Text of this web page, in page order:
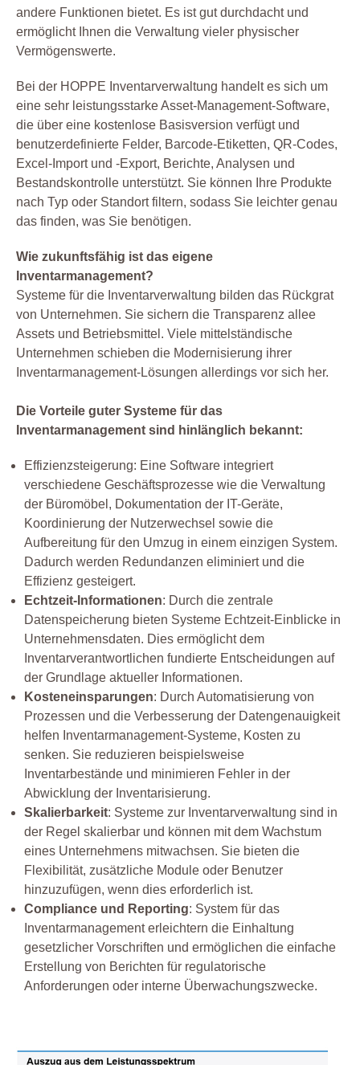
andere Funktionen bietet. Es ist gut durchdacht und
ermöglicht Ihnen die Verwaltung vieler physischer
Vermögenswerte.
Bei der HOPPE Inventarverwaltung handelt es sich um
eine sehr leistungsstarke Asset-Management-Software,
die über eine kostenlose Basisversion verfügt und
benutzerdefinierte Felder, Barcode-Etiketten, QR-Codes,
Excel-Import und -Export, Berichte, Analysen und
Bestandskontrolle unterstützt. Sie können Ihre Produkte
nach Typ oder Standort filtern, sodass Sie leichter genau
das finden, was Sie benötigen.
Wie zukunftsfähig ist das eigene
Inventarmanagement?
Systeme für die Inventarverwaltung bilden das Rückgrat
von Unternehmen. Sie sichern die Transparenz allee
Assets und Betriebsmittel. Viele mittelständische
Unternehmen schieben die Modernisierung ihrer
Inventarmanagement-Lösungen allerdings vor sich her.
Die Vorteile guter Systeme für das
Inventarmanagement sind hinlänglich bekannt:
Effizienzsteigerung: Eine Software integriert
verschiedene Geschäftsprozesse wie die Verwaltung
der Büromöbel, Dokumentation der IT-Geräte,
Koordinierung der Nutzerwechsel sowie die
Aufbereitung für den Umzug in einem einzigen System.
Dadurch werden Redundanzen eliminiert und die
Effizienz gesteigert.
Echtzeit-Informationen: Durch die zentrale
Datenspeicherung bieten Systeme Echtzeit-Einblicke in
Unternehmensdaten. Dies ermöglicht dem
Inventarverantwortlichen fundierte Entscheidungen auf
der Grundlage aktueller Informationen.
Kosteneinsparungen: Durch Automatisierung von
Prozessen und die Verbesserung der Datengenauigkeit
helfen Inventarmanagement-Systeme, Kosten zu
senken. Sie reduzieren beispielsweise
Inventarbestände und minimieren Fehler in der
Abwicklung der Inventarisierung.
Skalierbarkeit: Systeme zur Inventarverwaltung sind in
der Regel skalierbar und können mit dem Wachstum
eines Unternehmens mitwachsen. Sie bieten die
Flexibilität, zusätzliche Module oder Benutzer
hinzuzufügen, wenn dies erforderlich ist.
Compliance und Reporting: System für das
Inventarmanagement erleichtern die Einhaltung
gesetzlicher Vorschriften und ermöglichen die einfache
Erstellung von Berichten für regulatorische
Anforderungen oder interne Überwachungszwecke.